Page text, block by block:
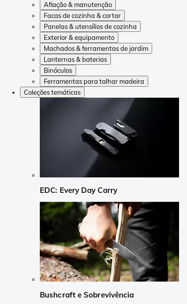
Afiação & manutenção
Facas de cozinha & cortar
Panelas & utensílios de cozinha
Exterior & equipamento
Machados & ferramentas de jardim
Lanternas & baterias
Binóculos
Ferramentas para talhar madeira
Coleções temáticas
EDC: Every Day Carry
Bushcraft e Sobrevivência